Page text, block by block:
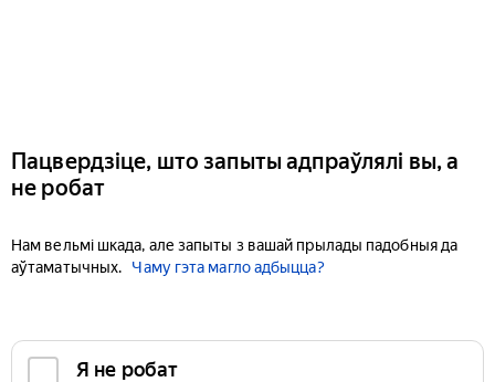
Пацвердзіце, што запыты адпраўлялі вы, а
не робат
Нам вельмі шкада, але запыты з вашай прылады падобныя да
аўтаматычных.
Чаму гэта магло адбыцца?
Я не робат